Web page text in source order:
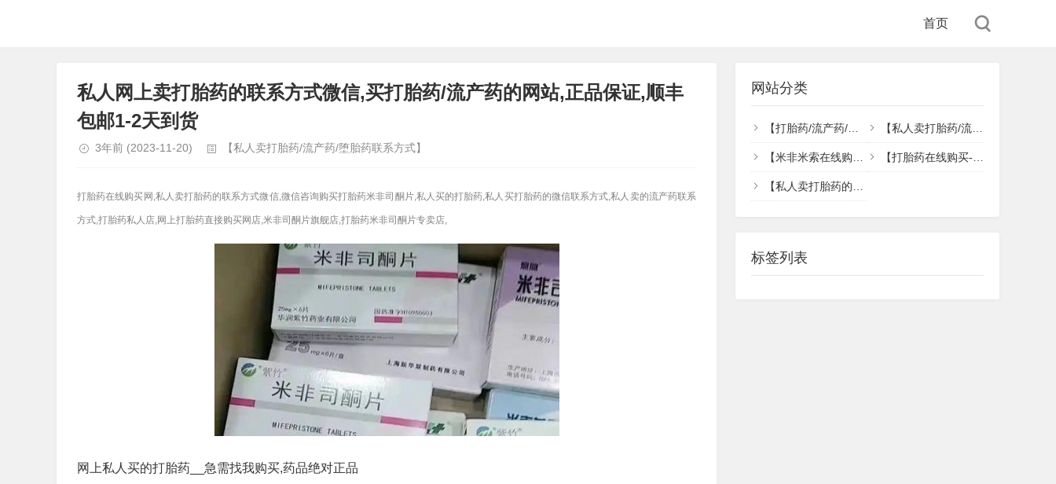
首页
私人网上卖打胎药的联系方式微信,买打胎药/流产药的网站,正品保证,顺丰
包邮1-2天到货
3年前 (2023-11-20) 【私人卖打胎药/流产药/堕胎药联系方式】
打胎药在线购买网,私人卖打胎药的联系方式微信,微信咨询购买打胎药米非司酮片,私人买的打胎药,私人买打胎药的微信联系方式,私人卖的流产药联系
方式,打胎药私人店,网上打胎药直接购买网店,米非司酮片旗舰店,打胎药米非司酮片专卖店,
网上私人买的打胎药__急需找我购买,药品绝对正品
网站分类
【打胎药/流产药/堕胎药正品货到付款】 【私人卖打胎药/流产药/堕胎药联系方式】
【米非米索在线购买】【米非米索网上药店】货到付款 【打胎药在线购买-正品无忧 正品药流 线上下单购买】
【私人卖打胎药的联系方式,私人卖流产药的联系方式】
标签列表